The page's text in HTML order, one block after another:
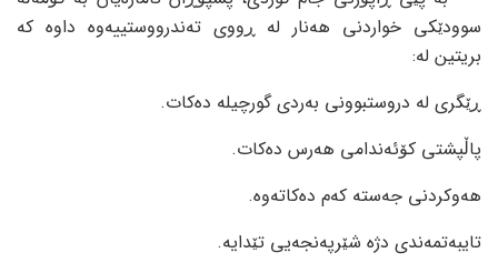
سوودێکی خواردنی هەنار لە ڕووی تەندرووستییەوە داوە کە
بریتین لە:
ڕێگری لە دروستبوونی بەردی گورچیلە دەکات.
پاڵپشتی کۆئەندامی هەرس دەکات.
هەوکردنی جەستە کەم دەکاتەوە.
تایبەتمەندی دژە شێرپەنجەیی تێدایە.